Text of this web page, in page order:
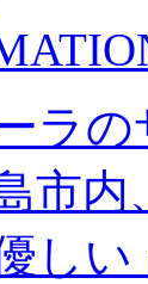
ラ
市
し